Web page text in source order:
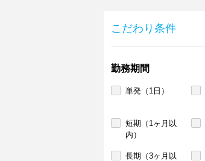
こだわり条件
勤務期間
単発（1日）
短期（1ヶ月以
内）
長期（3ヶ月以